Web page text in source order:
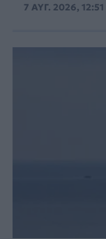
7 ΑΥΓ. 2026, 12:51